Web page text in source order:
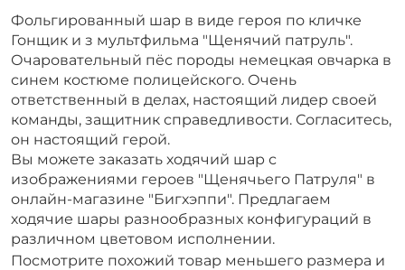
Фольгированный шар в виде героя по кличке
Гонщик и з мультфильма "Щенячий патруль".
Очаровательный пёс породы немецкая овчарка в
синем костюме полицейского. Очень
ответственный в делах, настоящий лидер своей
команды, защитник справедливости. Согласитесь,
он настоящий герой.
Вы можете заказать ходячий шар с
изображениями героев "Щенячьего Патруля" в
онлайн-магазине "Бигхэппи". Предлагаем
ходячие шары разнообразных конфигураций в
различном цветовом исполнении.
Посмотрите похожий товар меньшего размера и